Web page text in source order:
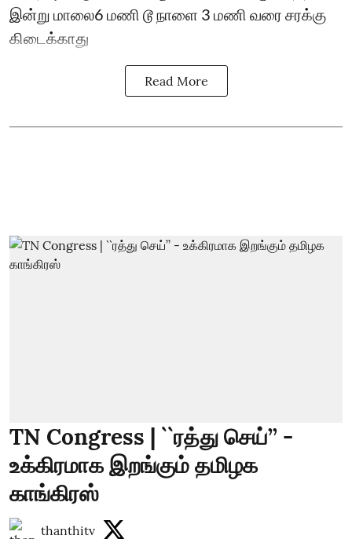
இன்று மாலை6 மணி டூ நாளை 3 மணி வரை சரக்கு
கிடைக்காது
Read More
TN Congress | ``ரத்து செய்’’ -
உக்கிரமாக இறங்கும் தமிழக
காங்கிரஸ்
thanthitv